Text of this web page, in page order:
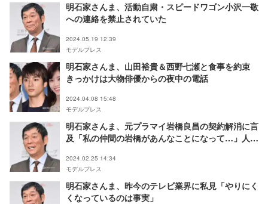
明石家さんま、活動自粛・スピードワゴン小沢一敬
への連絡を禁止されていた
2024.05.19 12:39
モデルプレス
明石家さんま、山田裕貴＆西野七瀬と食事を約束
きっかけは大物俳優からの夜中の電話
2024.04.08 15:48
モデルプレス
明石家さんま、元プラマイ岩橋良昌の契約解消に言
及「私の仲間の岩橋があんなことになって…」人柄
2024.02.25 14:34
モデルプレス
明石家さんま、昨今のテレビ業界に私見「やりにく
くなっているのは事実」